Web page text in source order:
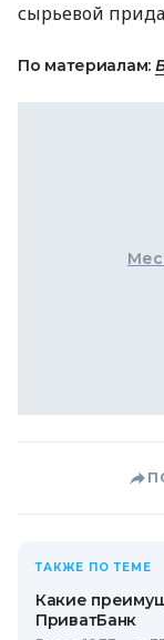
сырьевой
По материалам:
ТАКЖЕ ПО ТЕМЕ
Какие
ПриватБанк